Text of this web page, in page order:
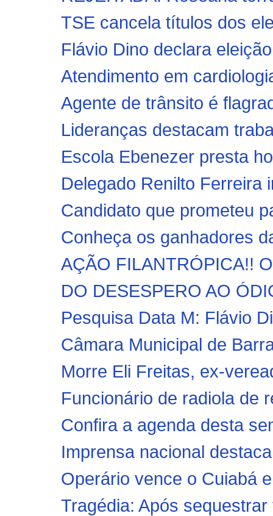
TSE cancela títulos dos
Flávio Dino declara
Atendimento em
Agente de trânsito é
Lideranças destacam
Escola Ebenezer presta
Delegado Renilto Ferreira
Candidato que prometeu
Conheça os ganhadores
AÇÃO FILANTRÓPICA!!
DO DESESPERO AO
Pesquisa Data M: Flávio
Câmara Municipal de
Morre Eli Freitas, ex-
Funcionário de radiola de
Confira a agenda desta
Imprensa nacional
Operário vence o Cuiabá
Tragédia: Após